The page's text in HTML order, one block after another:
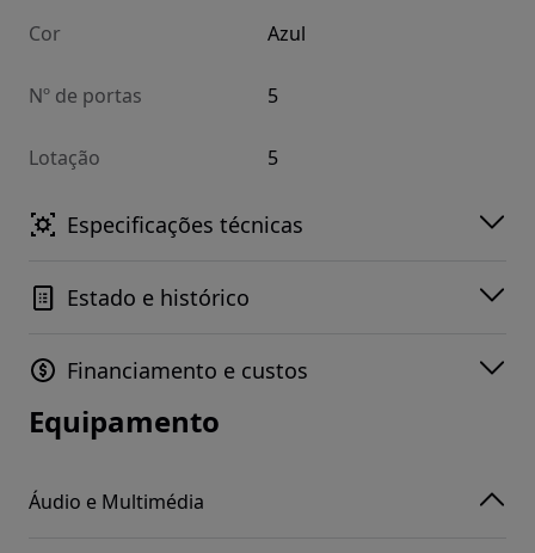
Cor Azul
Nº de portas 5
Lotação 5
Especificações técnicas
Estado e histórico
Financiamento e custos
Equipamento
Áudio e Multimédia